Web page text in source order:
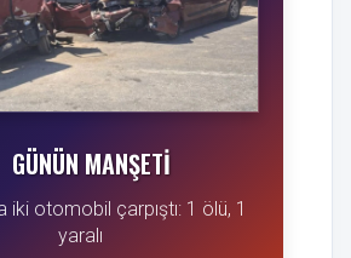
GÜNÜN MANŞETI
iki otomobil çarpıştı: 1 ölü, 1
yaralı